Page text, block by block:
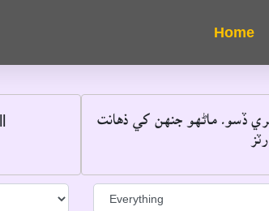
ڏسو۔ ماڻهو جنهن کي ذهانت